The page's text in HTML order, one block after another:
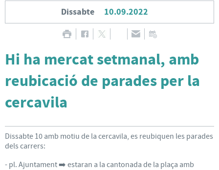
Dissabte 10.09.2022
Hi ha mercat setmanal, amb
reubicació de parades per la
cercavila
Dissabte 10 amb motiu de la cercavila, es reubiquen les parades
dels carrers:
- pl. Ajuntament ➡️ estaran a la cantonada de la plaça amb